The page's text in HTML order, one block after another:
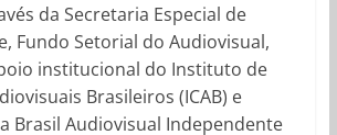
da Secretaria Especial de
Fundo Setorial do Audiovisual,
institucional do Instituto de
Brasileiros (ICAB) e
Brasil Audiovisual Independente